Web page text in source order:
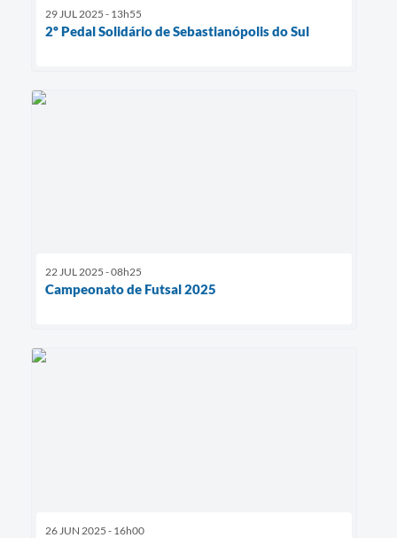
29 JUL 2025 - 13h55
2º Pedal Solidário de Sebastianópolis do Sul
22 JUL 2025 - 08h25
Campeonato de Futsal 2025
26 JUN 2025 - 16h00